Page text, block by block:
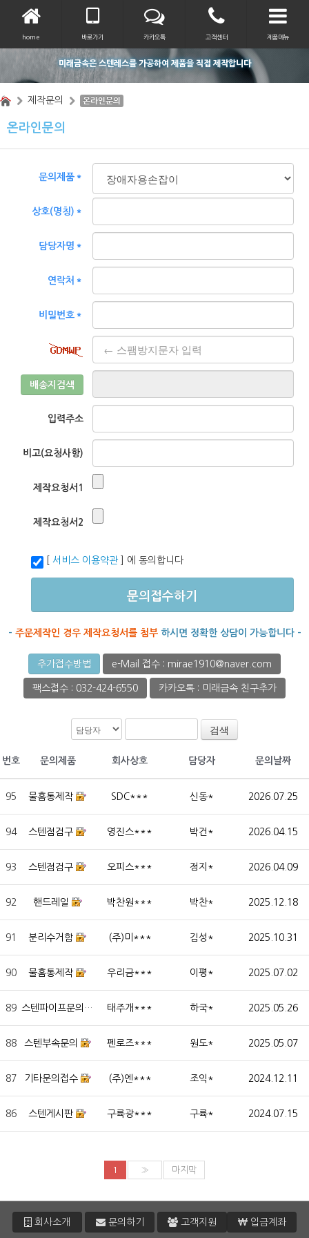
home 바로가기 카카오톡 고객센터 제품메뉴
미래금속은 스텐레스를 가공하여 제품을 직접 제작합니다
제작문의 온라인문의
온라인문의
문의제품＊
상호(명칭)＊
담당자명＊
연락처＊
비밀번호＊
배송지검색
입력주소
비고(요청사항)
제작요청서1
제작요청서2
[ 서비스 이용약관] 에 동의합니다
문의접수하기
- 주문제작인 경우 제작요청서를 첨부하시면 정확한 상담이 가능합니다 -
추가접수방법 e-Mail 접수 : mirae1910@naver.com
팩스접수 : 032-424-6550 카카오톡 : 미래금속 친구추가
검색
번호 문의제품 회사상호 담당자 문의날짜
95 물홈통제작 SDC*** 신동* 2026.07.25
94 스텐점검구 영진스*** 박건* 2026.04.15
93 스텐점검구 오피스*** 정지* 2026.04.09
92 핸드레일 박찬원*** 박찬* 2025.12.18
91 분리수거함 (주)미*** 김성* 2025.10.31
90 물홈통제작 우리금*** 이평* 2025.07.02
89 스텐파이프문의 태주개*** 하국* 2025.05.26
88 스텐부속문의 펜로즈*** 원도* 2025.05.07
87 기타문의접수 (주)엔*** 조익* 2024.12.11
86 스텐게시판 구륙광*** 구륙* 2024.07.15
1 » 마지막
회사소개 문의하기 고객지원 입금계좌